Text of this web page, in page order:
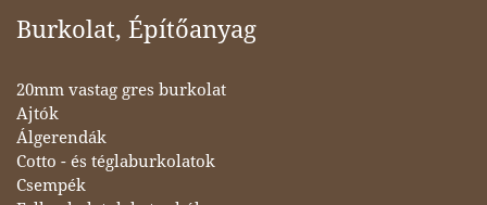
Burkolat, Építőanyag
20mm vastag gres burkolat
Ajtók
Álgerendák
Cotto - és téglaburkolatok
Csempék